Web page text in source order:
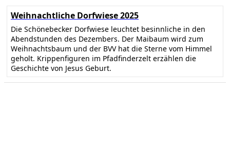
Weihnachtliche Dorfwiese 2025
Die Schönebecker Dorfwiese leuchtet besinnliche in den
Abendstunden des Dezembers. Der Maibaum wird zum
Weihnachtsbaum und der BVV hat die Sterne vom Himmel
geholt. Krippenfiguren im Pfadfinderzelt erzählen die
Geschichte von Jesus Geburt.